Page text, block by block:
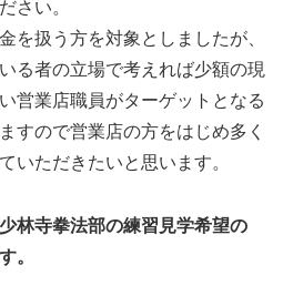
さい。
を扱う方を対象としましたが、
る者の立場で考えれば少額の現
営業店職員がターゲットとなる
すので営業店の方をはじめ多く
いただきたいと思います。
林寺拳法部の練習見学希望の
。